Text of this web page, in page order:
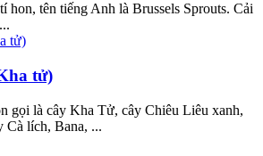
hon, tên tiếng Anh là Brussels Sprouts. Cải
tử)
gọi là cây Kha Tử, cây Chiêu Liêu xanh,
Cà lích, Bana, ...